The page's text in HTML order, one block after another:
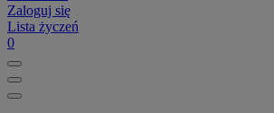
Zaloguj się
Lista życzeń
0